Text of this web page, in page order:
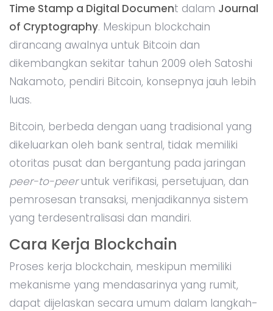
Time Stamp a Digital Document dalam Journal
of Cryptography. Meskipun blockchain
dirancang awalnya untuk Bitcoin dan
dikembangkan sekitar tahun 2009 oleh Satoshi
Nakamoto, pendiri Bitcoin, konsepnya jauh lebih
luas.
Bitcoin, berbeda dengan uang tradisional yang
dikeluarkan oleh bank sentral, tidak memiliki
otoritas pusat dan bergantung pada jaringan
peer-to-peeruntuk verifikasi, persetujuan, dan
pemrosesan transaksi, menjadikannya sistem
yang terdesentralisasi dan mandiri.
Cara Kerja Blockchain
Proses kerja blockchain, meskipun memiliki
mekanisme yang mendasarinya yang rumit,
dapat dijelaskan secara umum dalam langkah-